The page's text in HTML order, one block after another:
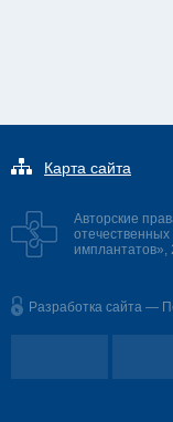
Карта сайта
Авторские
имплантатов»,
Разработка сайта —